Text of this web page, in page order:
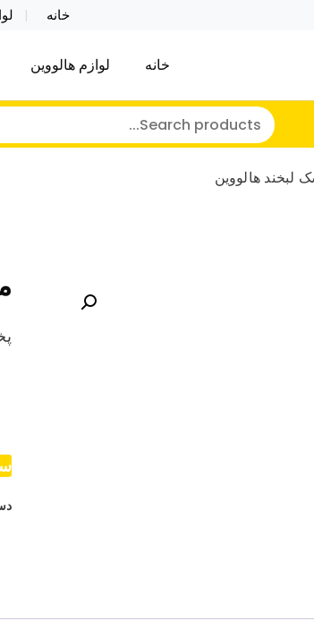
خانه
هالووین ولن تاین کادویی
ماگ نایکر توی فروش عمده لوازم
خانه لوازم هالووین
لبخند هالووین